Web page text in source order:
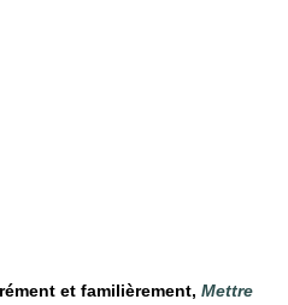
et familièrement, Mettre